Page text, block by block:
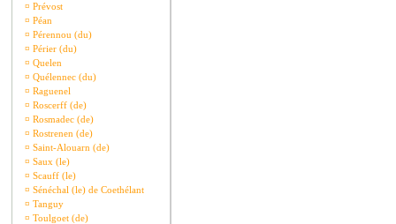
¤ Prévost
¤ Péan
¤ Pérennou (du)
¤ Périer (du)
¤ Quelen
¤ Quélennec (du)
¤ Raguenel
¤ Roscerff (de)
¤ Rosmadec (de)
¤ Rostrenen (de)
¤ Saint-Alouarn (de)
¤ Saux (le)
¤ Scauff (le)
¤ Sénéchal (le) de Coethélant
¤ Tanguy
¤ Toulgoet (de)